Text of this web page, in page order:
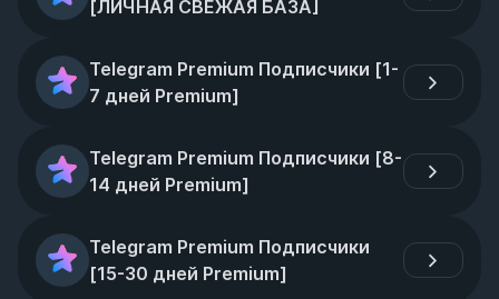
[ЛИЧНАЯ СВЕЖАЯ БАЗА]
Telegram Premium Подписчики [1-
7 дней Premium]
Telegram Premium Подписчики [8-
14 дней Premium]
Telegram Premium Подписчики
[15-30 дней Premium]